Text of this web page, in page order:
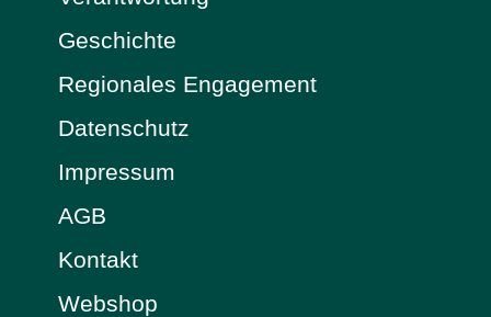
Geschichte
Regionales Engagement
Datenschutz
Impressum
AGB
Kontakt
Webshop